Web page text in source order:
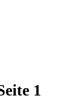
1